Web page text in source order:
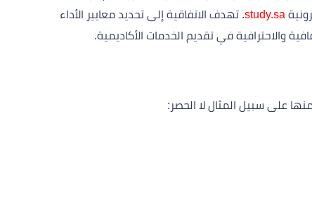
study.sa. تهدف الاتفاقية إلى تحديد معايير الأداء
والاحترافية في تقديم الخدمات الأكاديمية.
على سبيل المثال لا الحصر: